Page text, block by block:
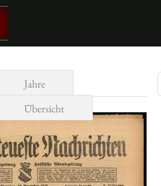
Jahre
Übersicht